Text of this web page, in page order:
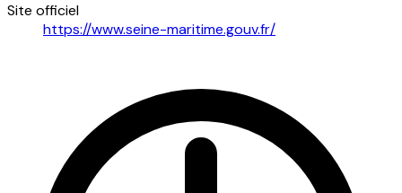
Site officiel
https://www.seine-maritime.gouv.fr/